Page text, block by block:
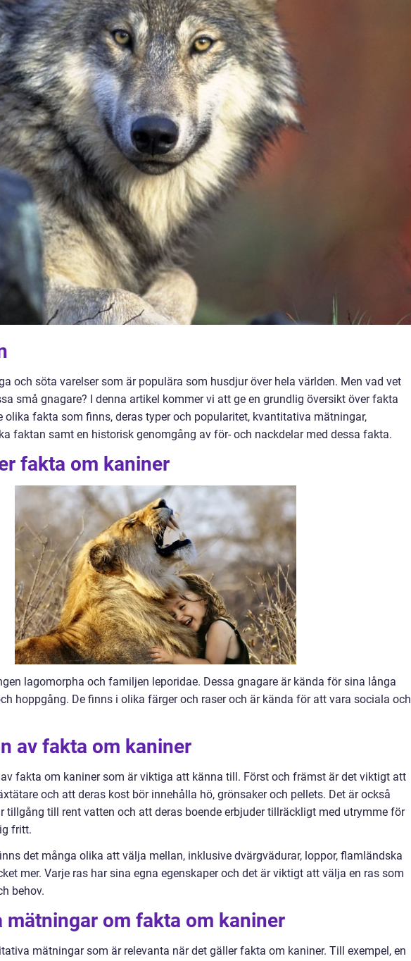
och söta varelser som är populära som husdjur över hela världen. Men vad vet
små gnagare? I denna artikel kommer vi att ge en grundlig översikt över fakta
olika fakta som finns, deras typer och popularitet, kvantitativa mätningar,
faktan samt en historisk genomgång av för- och nackdelar med dessa fakta.
fakta om kaniner
lagomorpha och familjen leporidae. Dessa gnagare är kända för sina långa
hoppgång. De finns i olika färger och raser och är kända för att vara sociala och
av fakta om kaniner
fakta om kaniner som är viktiga att känna till. Först och främst är det viktigt att
och att deras kost bör innehålla hö, grönsaker och pellets. Det är också
tillgång till rent vatten och att deras boende erbjuder tillräckligt med utrymme för
fritt.
det många olika att välja mellan, inklusive dvärgvädurar, loppor, flamländska
mer. Varje ras har sina egna egenskaper och det är viktigt att välja en ras som
behov.
mätningar om fakta om kaniner
mätningar som är relevanta när det gäller fakta om kaniner. Till exempel, en